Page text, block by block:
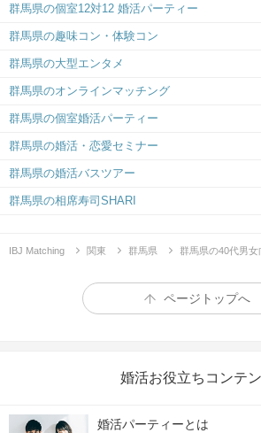
群馬県の個室12対12 婚活パーティー
群馬県の趣味コン・体験コン
群馬県の大型エンタメ
群馬県のオンラインマッチング
群馬県の個室婚活パーティー
群馬県の婚活・恋愛セミナー
群馬県の婚活バスツアー
群馬県の相席寿司SHARI
IBJ Matching 関東 群馬県 群馬県の40代男
ページトップへ
婚活お役立ちコンテ
婚活パーティーとは